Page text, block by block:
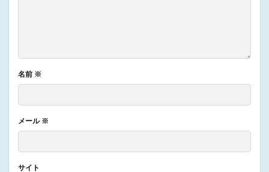
名前 ※
メール ※
サイト